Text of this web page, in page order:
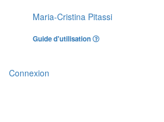
Maria-Cristina Pitassi
Guide d'utilisation
Connexion